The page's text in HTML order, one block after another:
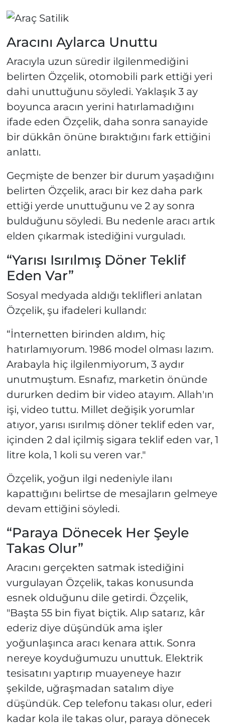
Aracını Aylarca Unuttu
Aracıyla uzun süredir ilgilenmediğini
belirten Özçelik, otomobili park ettiği yeri
dahi unuttuğunu söyledi. Yaklaşık 3 ay
boyunca aracın yerini hatırlamadığını
ifade eden Özçelik, daha sonra sanayide
bir dükkân önüne bıraktığını fark ettiğini
anlattı.
Geçmişte de benzer bir durum yaşadığını
belirten Özçelik, aracı bir kez daha park
ettiği yerde unuttuğunu ve 2 ay sonra
bulduğunu söyledi. Bu nedenle aracı artık
elden çıkarmak istediğini vurguladı.
“Yarısı Isırılmış Döner Teklif
Eden Var”
Sosyal medyada aldığı teklifleri anlatan
Özçelik, şu ifadeleri kullandı:
“İnternetten birinden aldım, hiç
hatırlamıyorum. 1986 model olması lazım.
Arabayla hiç ilgilenmiyorum, 3 aydır
unutmuştum. Esnafız, marketin önünde
dururken dedim bir video atayım. Allah'ın
işi, video tuttu. Millet değişik yorumlar
atıyor, yarısı ısırılmış döner teklif eden var,
içinden 2 dal içilmiş sigara teklif eden var, 1
litre kola, 1 koli su veren var."
Özçelik, yoğun ilgi nedeniyle ilanı
kapattığını belirtse de mesajların gelmeye
devam ettiğini söyledi.
“Paraya Dönecek Her Şeyle
Takas Olur”
Aracını gerçekten satmak istediğini
vurgulayan Özçelik, takas konusunda
esnek olduğunu dile getirdi. Özçelik,
"Başta 55 bin fiyat biçtik. Alıp satarız, kâr
ederiz diye düşündük ama işler
yoğunlaşınca aracı kenara attık. Sonra
nereye koyduğumuzu unuttuk. Elektrik
tesisatını yaptırıp muayeneye hazır
şekilde, uğraşmadan satalım diye
düşündük. Cep telefonu takası olur, ederi
kadar kola ile takas olur, paraya dönecek